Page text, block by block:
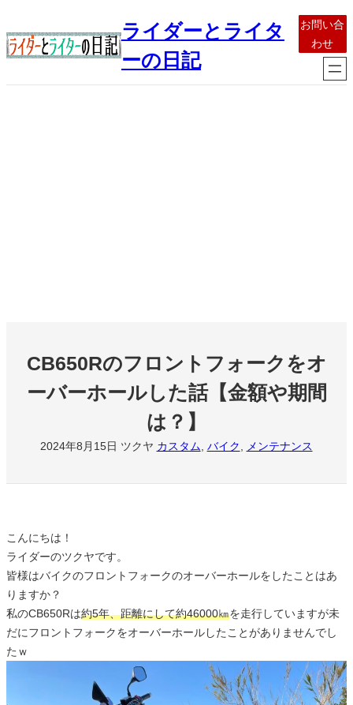
容
を
ライダーとライタ
ーの日記
お問い合
わせ
CB650Rのフロントフォークをオ
ーバーホールした話【金額や期間
は？】
2024年8月15日 ツクヤ カスタム, バイク, メンテナンス
こんにちは！
ライダーのツクヤです。
皆様はバイクのフロントフォークのオーバーホールをしたことはあ
りますか？
私のCB650Rは約5年、距離にして約46000㎞を走行していますが未
だにフロントフォークをオーバーホールしたことがありませんでし
たｗ